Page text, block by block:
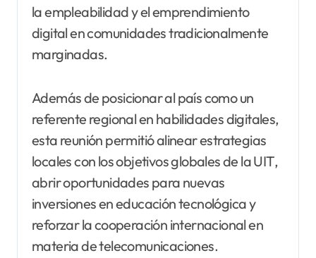
la empleabilidad y el emprendimiento
digital en comunidades tradicionalmente
marginadas.
Además de posicionar al país como un
referente regional en habilidades digitales,
esta reunión permitió alinear estrategias
locales con los objetivos globales de la UIT,
abrir oportunidades para nuevas
inversiones en educación tecnológica y
reforzar la cooperación internacional en
materia de telecomunicaciones.